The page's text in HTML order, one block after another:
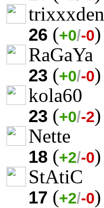
trixxxden
26 (+0/-0)
RaGaYa
23 (+0/-0)
kola60
23 (+0/-2)
Nette
18 (+2/-0)
StAtiC
17 (+2/-0)